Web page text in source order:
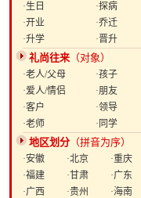
·生日
·探病
·开业
·乔迁
·升学
·晋升
礼尚往来 （对象）
·老人/父母
·孩子
·爱人/情侣
·朋友
·客户
·领导
·老师
·同学
地区划分 （拼音为序）
·安徽 ·北京
·重庆
·福建
·甘肃
·广东
·广西
·贵州
·海南